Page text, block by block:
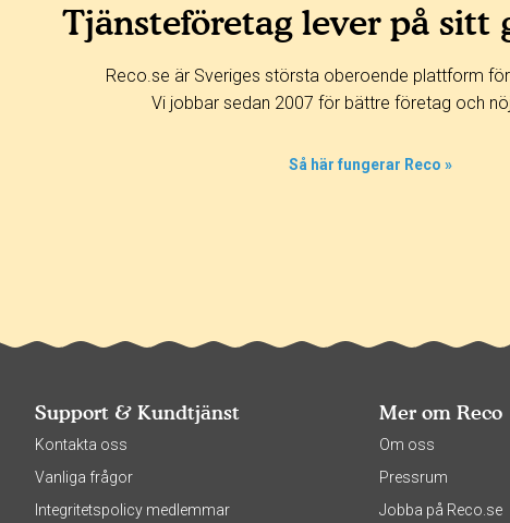
Tjänsteföretag lever på sitt
Reco.se är Sveriges största oberoende plattform
Vi jobbar sedan 2007 för bättre företag och
Så här fungerar Reco »
Support & Kundtjänst
Kontakta oss
Vanliga frågor
Integritetspolicy medlemmar
Mer om Reco
Om oss
Pressrum
Jobba på Reco.se